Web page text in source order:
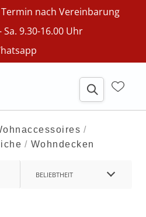
nach Vereinbarung
Sa. 9.30-16.00 Uhr
Wohndecken
BELIEBTHEIT